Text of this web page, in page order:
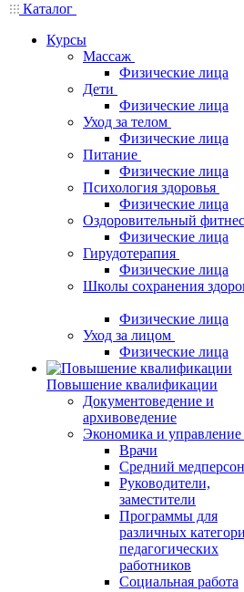
Каталог
Курсы
Массаж
Физические лица
Дети
Физические лица
Уход за телом
Физические лица
Питание
Физические лица
Психология здоровья
Физические лица
Оздоровительный фитнес
Физические лица
Гирудотерапия
Физические лица
Школы сохранения
Физические лица
Уход за лицом
Физические лица
Повышение квалификации
Документоведение и
архивоведение
Экономика и управление
Врачи
Средний
Руководители,
заместители
Программы для
различных
педагогических
работников
Социальная работа